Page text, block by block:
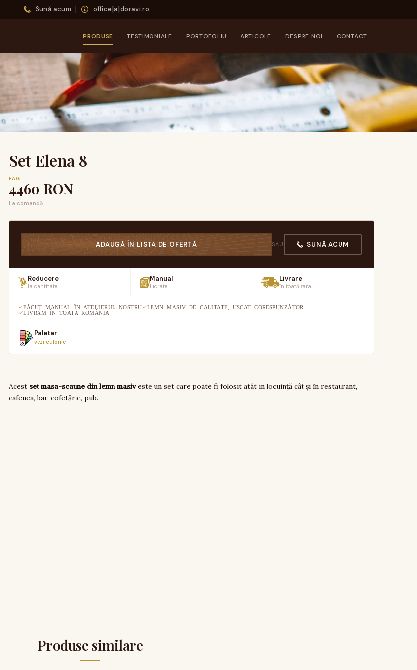
Sună acum office[a]doravi.ro
PRODUSE TESTIMONIALE PORTOFOLIU ARTICOLE DESPRE NOI CONTACT
Set Elena 8
FAG
4460 RON
La comandă
ADAUGĂ ÎN LISTA DE OFERTĂ SAU SUNĂ ACUM
Reducere
la cantitate
Manual
lucrate
Livrare
în toată țara
FĂCUT MANUAL ÎN ATELIERUL NOSTRU
LEMN MASIV DE CALITATE, USCAT CORESPUNZĂTOR
LIVRĂM ÎN TOATĂ ROMÂNIA
Paletar
vezi culorile
Acest set masa-scaune din lemn masiveste un set care poate fi folosit atât in locuință cât și în restaurant,
cafenea, bar, cofetărie, pub.
Produse similare